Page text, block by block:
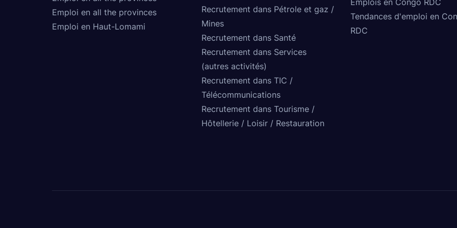
Emploi en all the provinces
Emploi en Haut-Lomami
Recrutement dans Pétrole et gaz /
Mines
Recrutement dans Santé
Recrutement dans Services
(autres activités)
Recrutement dans TIC /
Télécommunications
Recrutement dans Tourisme /
Hôtellerie / Loisir / Restauration
Tendances d'emploi en
RDC